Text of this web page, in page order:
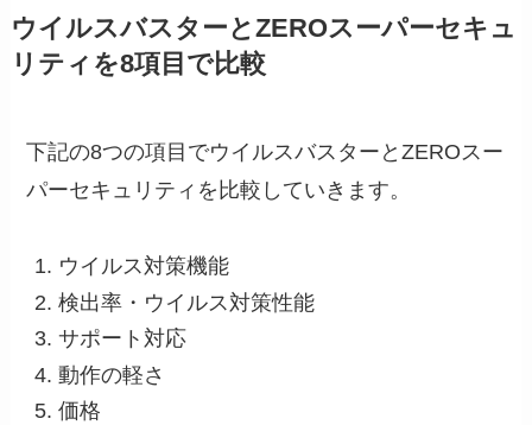
ウイルスバスターとZEROスーパーセキュ
リティを8項目で比較
下記の8つの項目でウイルスバスターとZEROスー
パーセキュリティを比較していきます。
ウイルス対策機能
検出率・ウイルス対策性能
サポート対応
動作の軽さ
価格